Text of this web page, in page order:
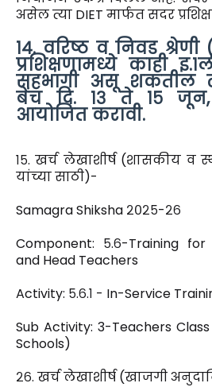
असेल त्या DIET मार्फत सदर
१४. वरिष्ठ व निवड
प्रशिक्षणामध्ये काही
सहभागी असू शकतील
बेंच दि. १३ ते १५ जून,
आयोजित करावी.
१५. खर्च लेखाशीर्ष (शासकीय व
यांच्या साठी)-
Samagra Shiksha २०२५-२६
Component: ५.६-Training
and Head Teachers
Activity: ५.६.१ - In-Service
Sub Activity: 3-Teachers
Schools)
२६. खर्च लेखाशीर्ष (खाजगी